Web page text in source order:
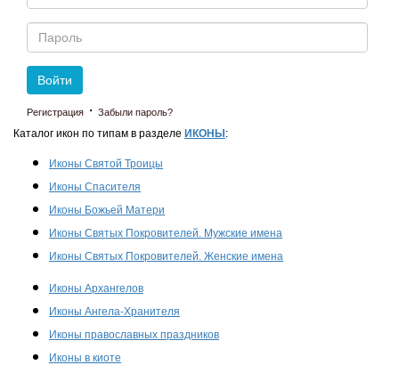
Пароль
Войти
Регистрация · Забыли пароль?
Каталог икон по типам в разделе ИКОНЫ :
Иконы Святой Троицы
Иконы Спасителя
Иконы Божьей Матери
Иконы Святых Покровителей. Мужские имена
Иконы Святых Покровителей. Женские имена
Иконы Архангелов
Иконы Ангела-Хранителя
Иконы православных праздников
Иконы в киоте